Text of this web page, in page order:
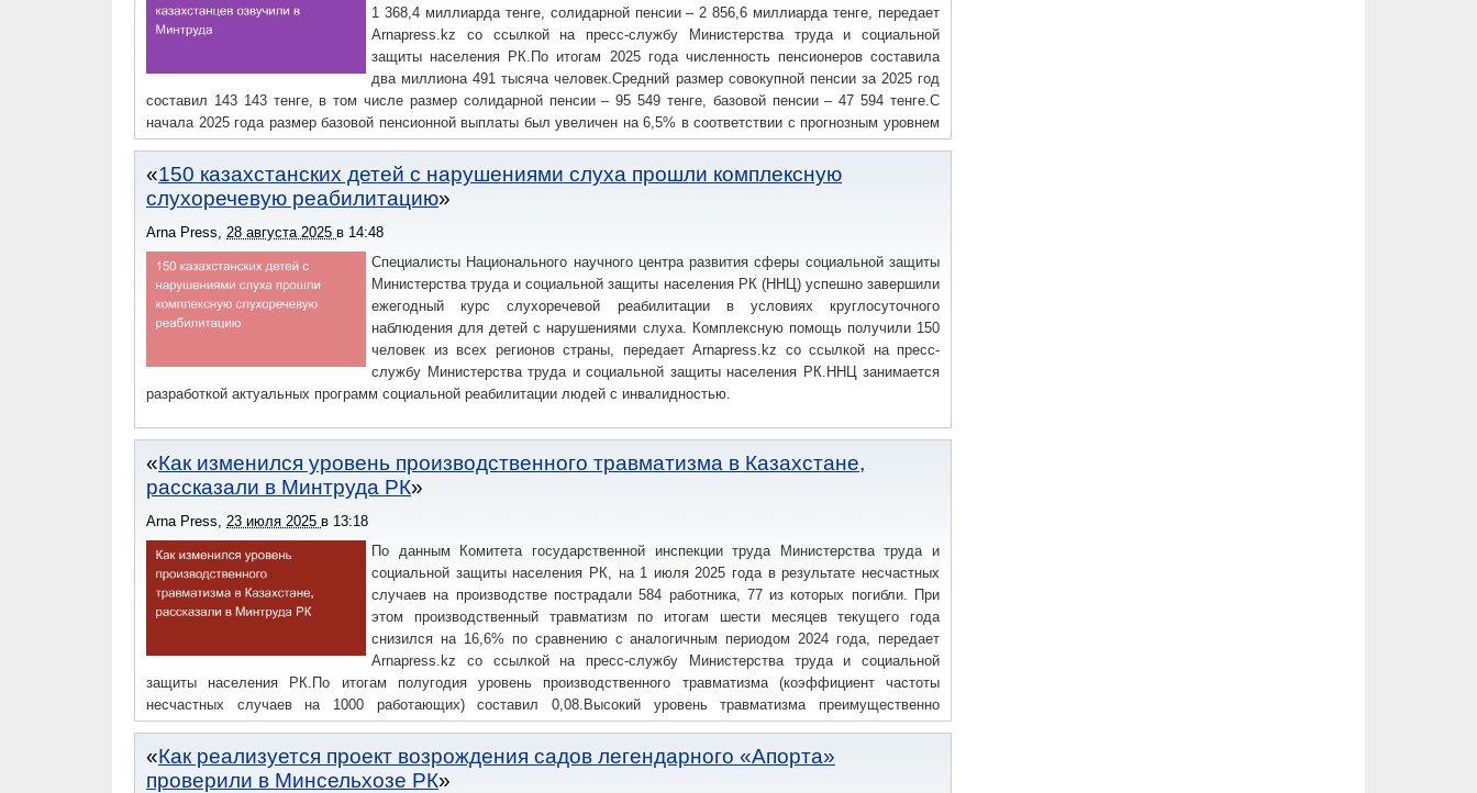
1 368,4 миллиарда тенге, солидарной пенсии – 2 856,6 миллиарда тенге, передает
Arnapress.kz со ссылкой на пресс-службу Министерства труда и социальной
защиты населения РК.По итогам 2025 года численность пенсионеров составила
два миллиона 491 тысяча человек.Средний размер совокупной пенсии за 2025 год
составил 143 143 тенге, в том числе размер солидарной пенсии – 95 549 тенге, базовой пенсии – 47 594 тенге.С
начала 2025 года размер базовой пенсионной выплаты был увеличен на 6,5% в соответствии с прогнозным уровнем
инфляции, определяемым Национальным банком РК, солидарной пенсии – на 8,5%, то есть с опережением уровня
инфляции на 2%.Кроме того, по поручению главы государства, начиная с 2023 года в течение пяти лет,
осуществляется ежегодное поэтапное повышение минимальной базовой пенсии до 70% от величины прожиточного
минимума, максимальной – до 120%.Так, с 1 января 2025 года минимальный размер базовой пенсии был увеличен с
65% до 70% от прожиточного минимума, что составляло 32 360 тенге, максимальный размер – со 105 до 110% от
прожиточного минимума, что составляло 50 851 тенге.«Как сообщалось ранее, с 1 января 2026 года размеры
пенсионных выплат из бюджета увеличены на 10%.
150 казахстанских детей с нарушениями слуха прошли комплексную
слухоречевую реабилитацию
Arna Press, 28 августа 2025 в 14:48
Специалисты Национального научного центра развития сферы социальной защиты
Министерства труда и социальной защиты населения РК (ННЦ) успешно завершили
ежегодный курс слухоречевой реабилитации в условиях круглосуточного
наблюдения для детей с нарушениями слуха. Комплексную помощь получили 150
человек из всех регионов страны, передает Arnapress.kz со ссылкой на пресс-
службу Министерства труда и социальной защиты населения РК.ННЦ занимается
разработкой актуальных программ социальной реабилитации людей с инвалидностью.
Как изменился уровень производственного травматизма в Казахстане,
рассказали в Минтруда РК
Arna Press, 23 июля 2025 в 13:18
По данным Комитета государственной инспекции труда Министерства труда и
социальной защиты населения РК, на 1 июля 2025 года в результате несчастных
случаев на производстве пострадали 584 работника, 77 из которых погибли. При
этом производственный травматизм по итогам шести месяцев текущего года
снизился на 16,6% по сравнению с аналогичным периодом 2024 года, передает
Arnapress.kz со ссылкой на пресс-службу Министерства труда и социальной
защиты населения РК.По итогам полугодия уровень производственного травматизма (коэффициент частоты
несчастных случаев на 1000 работающих) составил 0,08.Высокий уровень травматизма преимущественно
сохраняется в промышленных регионах республики.
Как реализуется проект возрождения садов легендарного «Апорта»
проверили в Минсельхозе РК